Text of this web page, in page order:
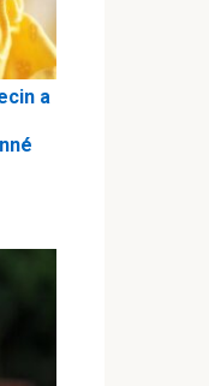
a